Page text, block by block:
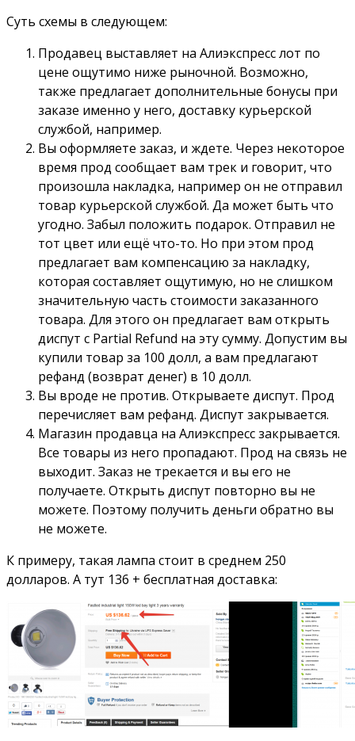
Суть схемы в следующем:
Продавец выставляет на Алиэкспресс лот по
цене ощутимо ниже рыночной. Возможно,
также предлагает дополнительные бонусы при
заказе именно у него, доставку курьерской
службой, например.
Вы оформляете заказ, и ждете. Через некоторое
время прод сообщает вам трек и говорит, что
произошла накладка, например он не отправил
товар курьерской службой. Да может быть что
угодно. Забыл положить подарок. Отправил не
тот цвет или ещё что-то. Но при этом прод
предлагает вам компенсацию за накладку,
которая составляет ощутимую, но не слишком
значительную часть стоимости заказанного
товара. Для этого он предлагает вам открыть
диспут с Partial Refund на эту сумму. Допустим вы
купили товар за 100 долл, а вам предлагают
рефанд (возврат денег) в 10 долл.
Вы вроде не против. Открываете диспут. Прод
перечисляет вам рефанд. Диспут закрывается.
Магазин продавца на Алиэкспресс закрывается.
Все товары из него пропадают. Прод на связь не
выходит. Заказ не трекается и вы его не
получаете. Открыть диспут повторно вы не
можете. Поэтому получить деньги обратно вы
не можете.
К примеру, такая лампа стоит в среднем 250
долларов. А тут 136 + бесплатная доставка: